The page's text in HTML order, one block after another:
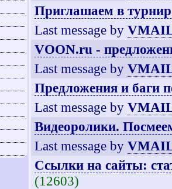
Приглашаем в турнир
Last message by
VOON.ru -
Last message by
Предложения и баги
Last message by
Видеоролики.
Last message by
Ссылки на сайты:
(12603)